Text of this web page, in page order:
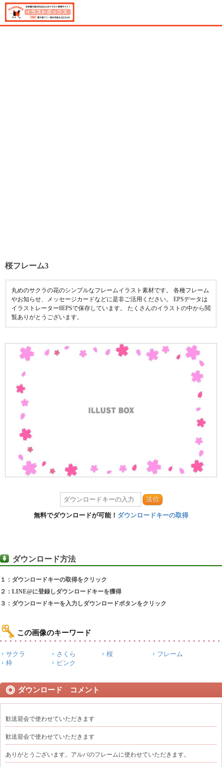
桜フレーム3
丸めのサクラの花のシンプルなフレームイラスト素材です。 各種フレーム
やお知らせ、メッセージカードなどに是非ご活用ください。 EPSデータは
イラストレーター8EPSで保存しています。 たくさんのイラストの中から閲
覧ありがとうございます。
送信
無料でダウンロードが可能！ ダウンロードキーの取得
ダウンロード方法
１：ダウンロードキーの取得をクリック
２：LINE@に登録しダウンロードキーを獲得
３：ダウンロードキーを入力しダウンロードボタンをクリック
この画像のキーワード
サクラ さくら 桜
フレーム
枠
ピンク
ダウンロード コメント
歓送迎会で使わせていただきます
歓送迎会で使わせていただきます
ありがとうございます。アルバのフレームに使わせていただきます。